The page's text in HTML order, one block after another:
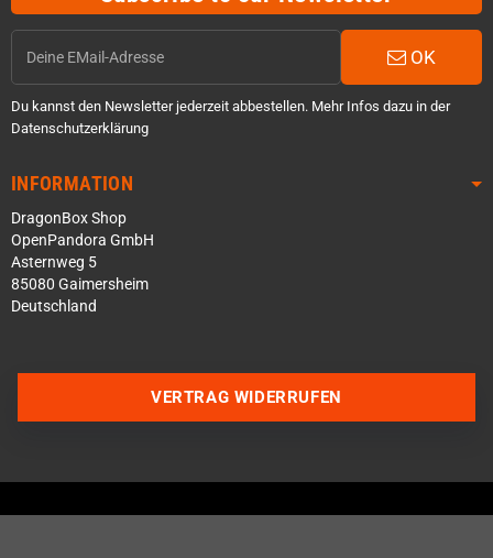
OK
Du kannst den Newsletter jederzeit abbestellen. Mehr Infos dazu in der
Datenschutzerklärung
INFORMATION
DragonBox Shop
OpenPandora GmbH
Asternweg 5
85080 Gaimersheim
Deutschland
Discord Server beitreten
VERTRAG WIDERRUFEN